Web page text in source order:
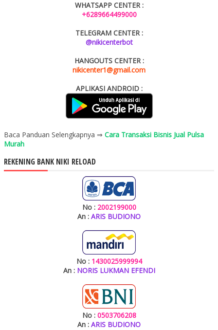
WHATSAPP CENTER :
+6289664499000
TELEGRAM CENTER :
@nikicenterbot
HANGOUTS CENTER :
nikicenter1@gmail.com
APLIKASI ANDROID :
Baca Panduan Selengkapnya ⇒ Cara Transaksi Bisnis Jual Pulsa
Murah
REKENING BANK NIKI RELOAD
No : 2002199000
An : ARIS BUDIONO
No : 1430025999994
An : NORIS LUKMAN EFENDI
No : 0503706208
An : ARIS BUDIONO